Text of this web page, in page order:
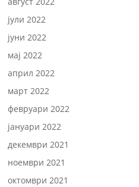
јули 2022
јуни 2022
мај 2022
април 2022
март 2022
февруари 2022
јануари 2022
декември 2021
ноември 2021
октомври 2021